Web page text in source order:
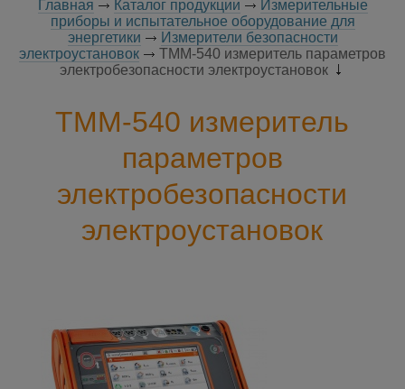
Главная Каталог продукции
Измерительные
приборы и испытательное оборудование для
энергетики
Измерители безопасности
электроустановок
TMM-540 измеритель параметров
электробезопасности электроустановок
TMM-540 измеритель
параметров
электробезопасности
электроустановок